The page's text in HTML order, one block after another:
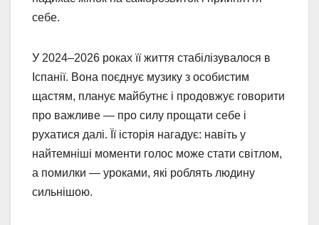
себе.
У 2024–2026 роках її життя стабілізувалося в
Іспанії. Вона поєднує музику з особистим
щастям, планує майбутнє і продовжує говорити
про важливе — про силу прощати себе і
рухатися далі. Її історія нагадує: навіть у
найтемніші моменти голос може стати світлом,
а помилки — уроками, які роблять людину
сильнішою.